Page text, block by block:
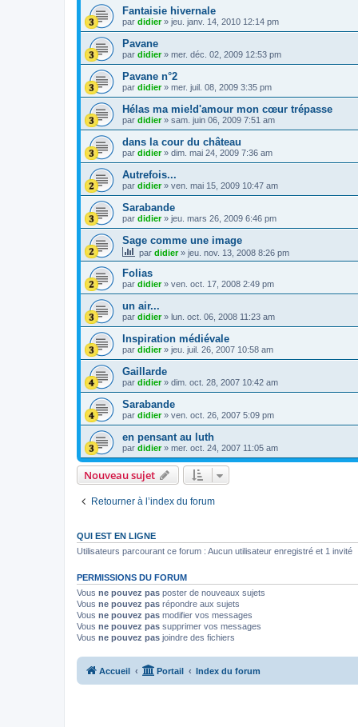
Fantaisie hivernale
par didier» jeu. janv. 14, 2010 12:14 pm
Pavane
par didier» mer. déc. 02, 2009 12:53 pm
Pavane n°2
par didier» mer. juil. 08, 2009 3:35 pm
Hélas ma mie!d'amour mon cœur trépasse
par didier» sam. juin 06, 2009 7:51 am
dans la cour du château
par didier» dim. mai 24, 2009 7:36 am
Autrefois...
par didier» ven. mai 15, 2009 10:47 am
Sarabande
par didier» jeu. mars 26, 2009 6:46 pm
Sage comme une image
par didier» jeu. nov. 13, 2008 8:26 pm
Folias
par didier» ven. oct. 17, 2008 2:49 pm
un air...
par didier» lun. oct. 06, 2008 11:23 am
Inspiration médiévale
par didier» jeu. juil. 26, 2007 10:58 am
Gaillarde
par didier» dim. oct. 28, 2007 10:42 am
Sarabande
par didier» ven. oct. 26, 2007 5:09 pm
en pensant au luth
par didier» mer. oct. 24, 2007 11:05 am
Nouveau sujet
Retourner à l’index du forum
QUI EST EN LIGNE
Utilisateurs parcourant ce forum : Aucun utilisateur enregistré et 1 invité
PERMISSIONS DU FORUM
Vous ne pouvez pas poster de nouveaux sujets
Vous ne pouvez pas répondre aux sujets
Vous ne pouvez pas modifier vos messages
Vous ne pouvez pas supprimer vos messages
Vous ne pouvez pas joindre des fichiers
Accueil Portail Index du forum